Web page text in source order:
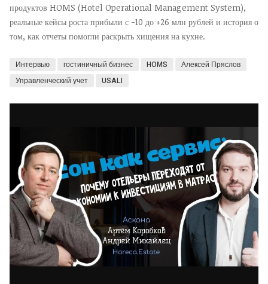
продуктов HOMS (Hotel Operational Management System),
реальные кейсы роста прибыли с -10 до +26 млн рублей и история о
том, как отчеты помогли раскрыть хищения на кухне.
Интервью гостиничный бизнес HOMS
Алексей Пряслов
Управленческий учет
USALI